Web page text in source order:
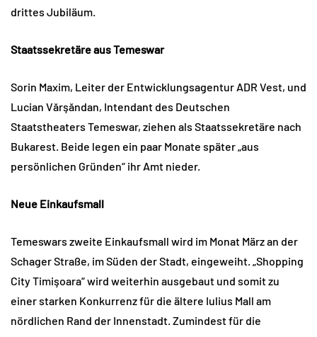
drittes Jubiläum.
Staatssekretäre aus Temeswar
Sorin Maxim, Leiter der Entwicklungsagentur ADR Vest, und
Lucian Vărşăndan, Intendant des Deutschen
Staatstheaters Temeswar, ziehen als Staatssekretäre nach
Bukarest. Beide legen ein paar Monate später „aus
persönlichen Gründen“ ihr Amt nieder.
Neue Einkaufsmall
Temeswars zweite Einkaufsmall wird im Monat März an der
Schager Straße, im Süden der Stadt, eingeweiht. „Shopping
City Timişoara“ wird weiterhin ausgebaut und somit zu
einer starken Konkurrenz für die ältere Iulius Mall am
nördlichen Rand der Innenstadt. Zumindest für die